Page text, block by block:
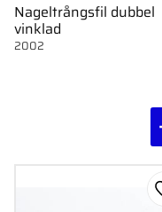
Nageltrångsfil dubbel
vinklad
2002